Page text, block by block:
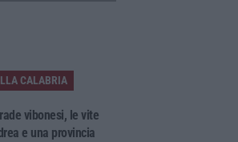
CALABRIA
vibonesi, le vite
e una provincia